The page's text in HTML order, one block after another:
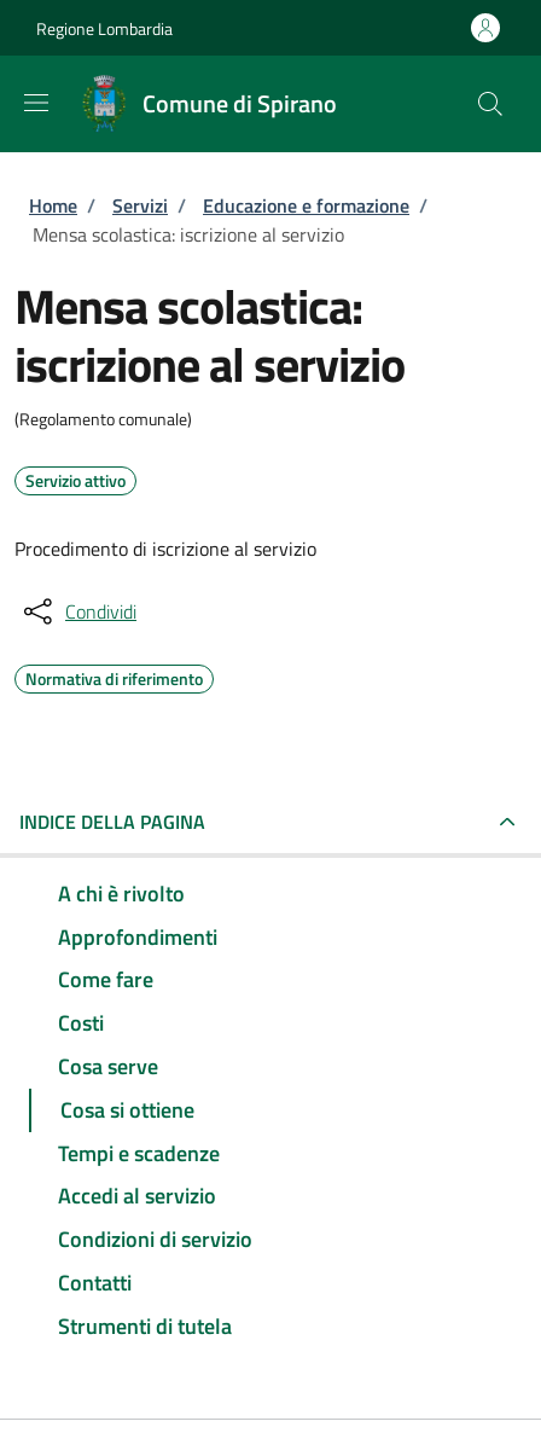
Regione Lombardia
Comune di Spirano
Briciole di pane
Home / Servizi / Educazione e formazione /
Mensa scolastica: iscrizione al servizio
Mensa scolastica:
iscrizione al servizio
(Regolamento comunale)
Servizio attivo
Procedimento di iscrizione al servizio
Condividi
Normativa di riferimento
INDICE DELLA PAGINA
A chi è rivolto
Approfondimenti
Come fare
Costi
Cosa serve
Cosa si ottiene
Tempi e scadenze
Accedi al servizio
Condizioni di servizio
Contatti
Strumenti di tutela